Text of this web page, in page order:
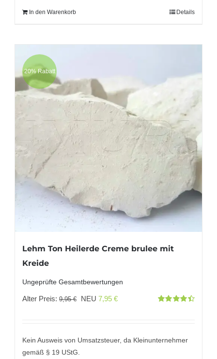
In den Warenkorb Details
20% Rabatt
Lehm Ton Heilerde Creme brulee mit
Kreide
Ungeprüfte Gesamtbewertungen
Alter Preis: 9,95€
Ursprünglicher
9,95 €
NEU 7,95 €Aktueller
7,95 €.
Kein Ausweis von Umsatzsteuer, da Kleinunternehmer
gemäß § 19 UStG.